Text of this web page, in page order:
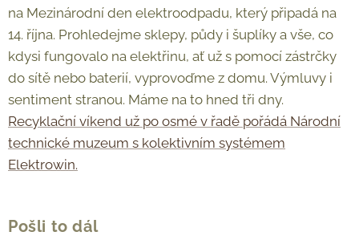
na Mezinárodní den elektroodpadu, který připadá na
14. října. Prohledejme sklepy, půdy i šuplíky a vše, co
kdysi fungovalo na elektřinu, ať už s pomocí zástrčky
do sítě nebo baterií, vyprovoďme z domu. Výmluvy i
sentiment stranou. Máme na to hned tři dny.
Recyklační víkend už po osmé v řadě pořádá Národní
technické muzeum s kolektivním systémem
Elektrowin.
Pošli to dál